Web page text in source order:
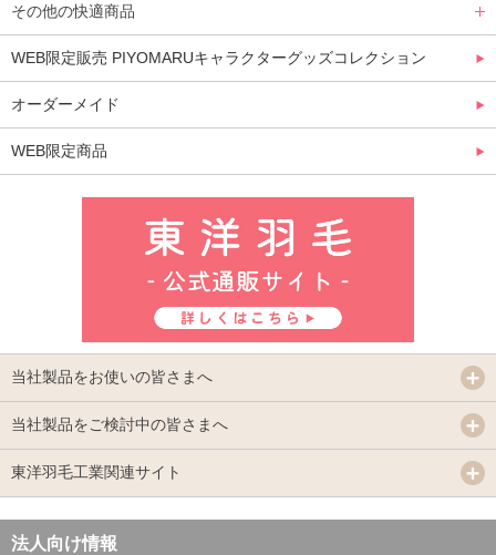
その他の快適商品
WEB限定販売 PIYOMARUキャラクターグッズコレクション
オーダーメイド
WEB限定商品
当社製品をお使いの皆さまへ
当社製品をご検討中の皆さまへ
東洋羽毛工業関連サイト
法人向け情報